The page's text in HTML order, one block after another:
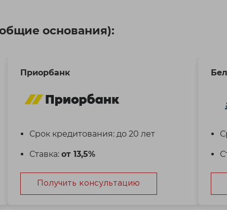
основания):
Приорбанк
Срок кредитования: до 20 лет
Ставка: от 13,5%
Получить консультацию